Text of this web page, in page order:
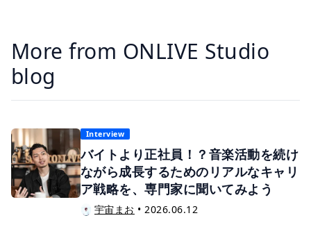
More from ONLIVE Studio
blog
Interview
バイトより正社員！？音楽活動を続け
ながら成長するためのリアルなキャリ
ア戦略を、専門家に聞いてみよう
宇宙まお •2026.06.12